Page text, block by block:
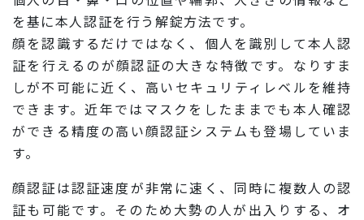
を基に本人認証を行う解錠方法です。
顔を認識するだけではなく、個人を識別して本人認
証を行えるのが顔認証の大きな特徴です。なりすま
しが不可能に近く、高いセキュリティレベルを維持
できます。近年ではマスクをしたままでも本人確認
ができる精度の高い顔認証システムも登場していま
す。
顔認証は認証速度が非常に速く、同時に複数人の認
証も可能です。そのため大勢の人が出入りする、オ